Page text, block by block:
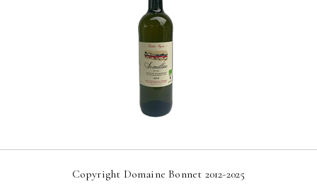
Copyright Domaine Bonnet 2012-2025